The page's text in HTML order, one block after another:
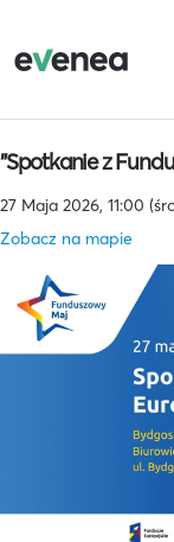
"Spotkanie z
27 Maja 2026, 11:00
Zobacz na mapie